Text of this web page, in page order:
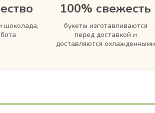
шоколада,
100% свежесть
букеты изготавливаются
перед доставкой и
доставляются охлажденными